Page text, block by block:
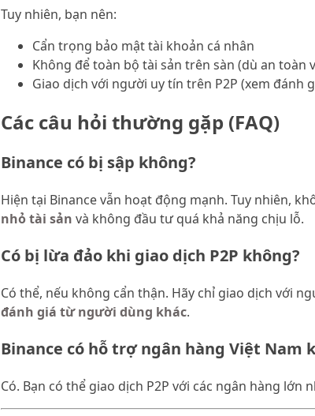
Tuy nhiên, bạn nên:
Cẩn trọng bảo mật tài khoản cá nhân
Không để toàn bộ tài sản trên sàn (dù an toàn
Giao dịch với người uy tín trên P2P (xem đánh
Các câu hỏi thường gặp (FAQ)
Binance có bị sập không?
Hiện tại Binance vẫn hoạt động mạnh. Tuy nhiên,
nhỏ tài sản và không đầu tư quá khả năng chịu lỗ.
Có bị lừa đảo khi giao dịch P2P không?
Có thể, nếu không cẩn thận. Hãy chỉ giao dịch với
đánh giá từ người dùng khác.
Binance có hỗ trợ ngân hàng Việt Nam
Có. Bạn có thể giao dịch P2P với các ngân hàng lớn